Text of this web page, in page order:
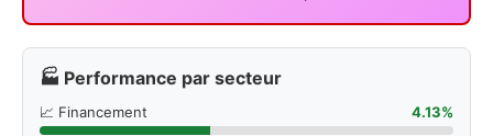
🏭 Performance par secteur
📈 Financement 4.13%